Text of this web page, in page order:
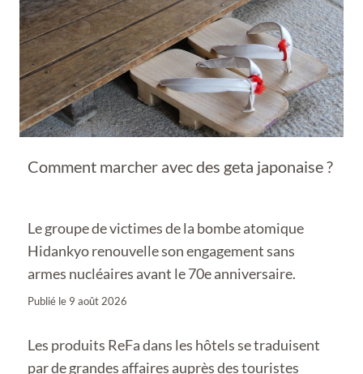
Comment marcher avec des geta japonaise ?
Le groupe de victimes de la bombe atomique
Hidankyo renouvelle son engagement sans
armes nucléaires avant le 70e anniversaire.
Publié le 9 août 2026
Les produits ReFa dans les hôtels se traduisent
par de grandes affaires auprès des touristes